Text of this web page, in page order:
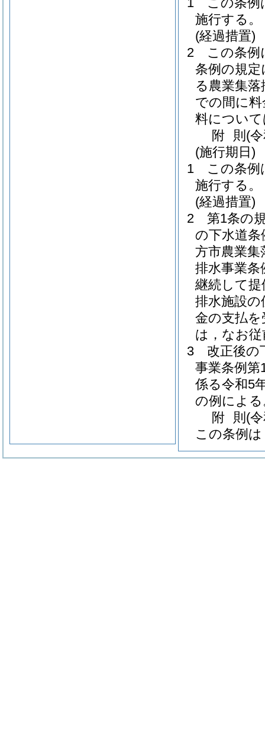
施行する。
(経過措置)
2
この条例
条例の規
る農業集
での間に
料につい
附 則 (
(施行期日)
1
この条例
施行する。
(経過措置)
2
第1条の
の下水道
方市農業集
排水事業条
継続して
排水施設
金の支払
は，なお
3
改正後の
事業条例
係る令和5
の例による
附 則 (
この条例